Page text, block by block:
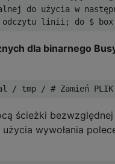
użycia w
dla binarnego
ścieżki bezwzględnej
wywołania